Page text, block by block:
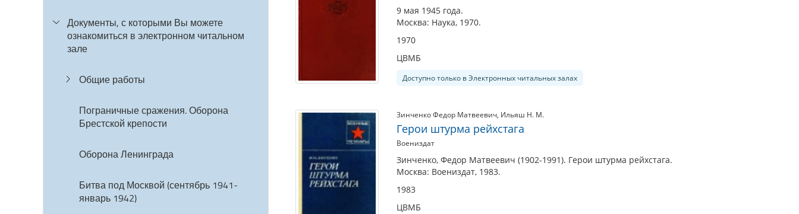
Документы, с которыми Вы можете
ознакомиться в электронном читальном
зале
Общие работы
Пограничные сражения. Оборона
Брестской крепости
Оборона Ленинграда
Битва под Москвой (сентябрь 1941-
январь 1942)
9 мая 1945 года.
Москва: Наука, 1970.
1970
ЦВМБ
Доступно только в Электронных читальных залах
Зинченко Федор Матвеевич, Ильяш Н. М.
Герои штурма рейхстага
Воениздат
Зинченко, Федор Матвеевич (1902-1991). Герои штурма рейхстага.
Москва: Воениздат, 1983.
1983
ЦВМБ